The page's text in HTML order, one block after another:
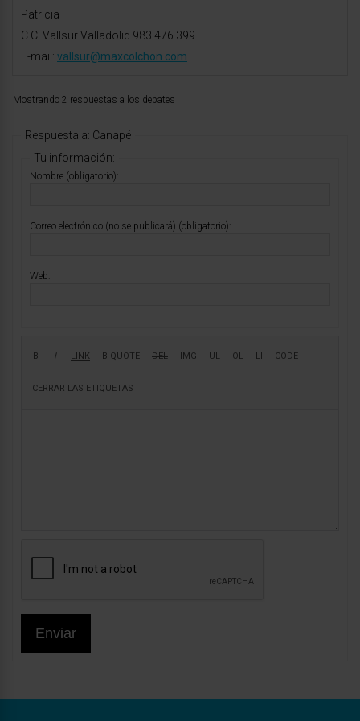
Patricia
C.C. Vallsur Valladolid 983 476 399
E-mail: vallsur@maxcolchon.com
Mostrando 2 respuestas a los debates
Respuesta a: Canapé
Tu información:
Nombre (obligatorio):
Correo electrónico (no se publicará) (obligatorio):
Web:
Enviar